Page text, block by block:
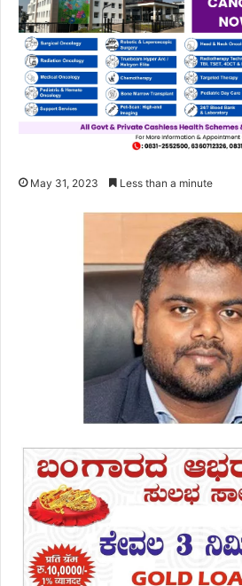
May 31, 2023 Less than a minute